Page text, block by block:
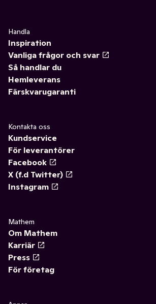
Handla
Inspiration
Vanliga frågor och svar
Så handlar du
Hemleverans
Färskvarugaranti
Kontakta oss
Kundservice
För leverantörer
Facebook
X (f.d Twitter)
Instagram
Mathem
Om Mathem
Karriär
Press
För företag